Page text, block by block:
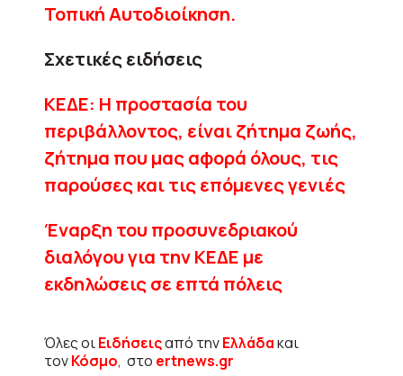
Τοπική Αυτοδιοίκηση.
Σχετικές ειδήσεις
ΚΕΔΕ: Η προστασία του
περιβάλλοντος, είναι ζήτημα ζωής,
ζήτημα που μας αφορά όλους, τις
παρούσες και τις επόμενες γενιές
Έναρξη του προσυνεδριακού
διαλόγου για την ΚΕΔΕ με
εκδηλώσεις σε επτά πόλεις
Όλες οιΕιδήσειςαπό τηνΕλλάδακαι
τονΚόσμο, στο ertnews.gr